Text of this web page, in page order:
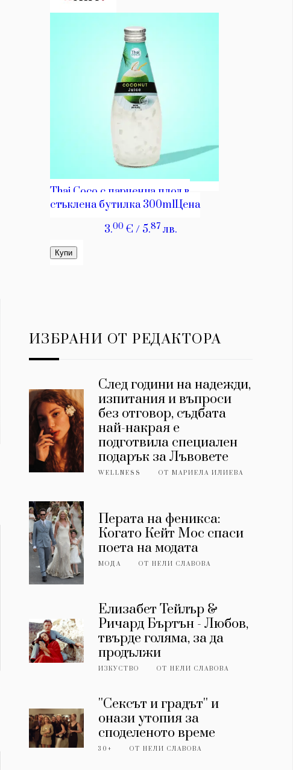
ИЗБРАНИ ОТ РЕДАКТОРА
След години на надежди,
изпитания и въпроси
без отговор, съдбата
най-накрая е
подготвила специален
подарък за Лъвовете
WELLNESS ОТМАРИЕЛА ИЛИЕВА
Перата на феникса:
Когато Кейт Мос спаси
поета на модата
МОДА ОТНЕЛИ СЛАВОВА
Елизабет Тейлър &
Ричард Бъртън - Любов,
твърде голяма, за да
продължи
ИЗКУСТВО ОТНЕЛИ СЛАВОВА
''Сексът и градът'' и
онази утопия за
споделеното време
30+ ОТНЕЛИ СЛАВОВА